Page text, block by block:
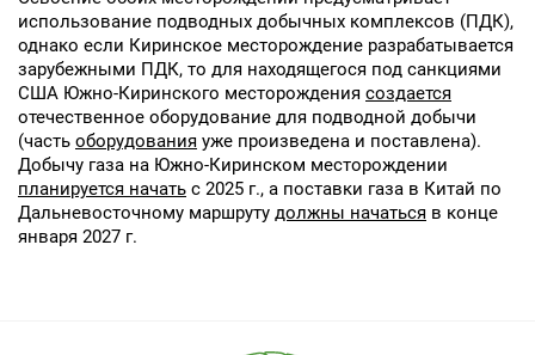
использование подводных добычных комплексов (ПДК),
однако если Киринское месторождение разрабатывается
зарубежными ПДК, то для находящегося под санкциями
США Южно-Киринского месторождения создается
отечественное оборудование для подводной добычи
(часть оборудования уже произведена и поставлена).
Добычу газа на Южно-Киринском месторождении
планируется начать с 2025 г., а поставки газа в Китай по
Дальневосточному маршруту должны начаться в конце
января 2027 г.